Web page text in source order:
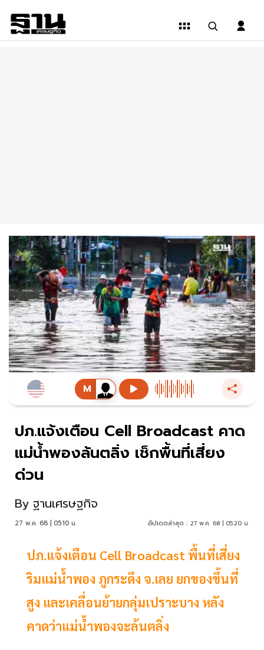
ปภ.แจ้งเตือน Cell Broadcast คาด
แม่น้ำพองล้นตลิ่ง เช็กพื้นที่เสี่ยง
ด่วน
By ฐานเศรษฐกิจ
27 พ.ค. 68 | 05:10 น. อัปเดตล่าสุด : 27 พ.ค. 68 | 05:20 น.
ปภ.แจ้งเตือน Cell Broadcast พื้นที่เสี่ยง
ริมแม่น้ำพอง ภูกระดึง จ.เลย ยกของขึ้นที่
สูง และเคลื่อนย้ายกลุ่มเปราะบาง หลัง
คาดว่าแม่น้ำพองจะล้นตลิ่ง